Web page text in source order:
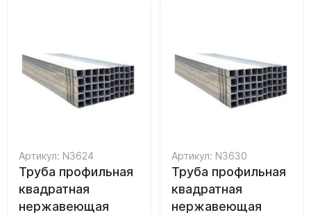
Артикул: N3624
Труба профильная
квадратная
нержавеющая
Артикул: N3630
Труба профильная
квадратная
нержавеющая